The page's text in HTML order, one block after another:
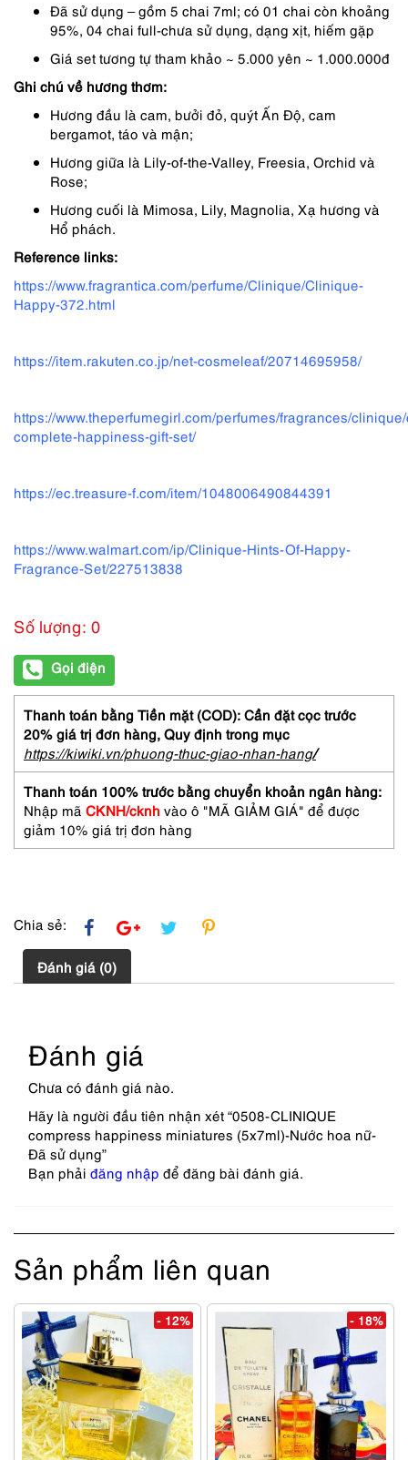
Đã sử dụng – gồm 5 chai 7ml; có 01 chai còn khoảng
95%, 04 chai full-chưa sử dụng, dạng xịt, hiếm gặp
Giá set tương tự tham khảo ~ 5.000 yên ~ 1.000.000đ
Ghi chú về hương thơm:
Hương đầu là cam, bưởi đỏ, quýt Ấn Độ, cam
bergamot, táo và mận;
Hương giữa là Lily-of-the-Valley, Freesia, Orchid và
Rose;
Hương cuối là Mimosa, Lily, Magnolia, Xạ hương và
Hổ phách.
Reference links:
https://www.fragrantica.com/perfume/Clinique/Clinique-
Happy-372.html
https://item.rakuten.co.jp/net-cosmeleaf/20714695958/
https://www.theperfumegirl.com/perfumes/fragrances/
complete-happiness-gift-set/
https://ec.treasure-f.com/item/1048006490844391
https://www.walmart.com/ip/Clinique-Hints-Of-Happy-
Fragrance-Set/227513838
Số lượng: 0
Gọi điện
Thanh toán bằng Tiền mặt (COD): Cần đặt cọc trước
20% giá trị đơn hàng, Quy định trong mục
https://kiwiki.vn/phuong-thuc-giao-nhan-hang/
Thanh toán 100% trước bằng chuyển khoản ngân hàng:
Nhập mã CKNH/cknh vào ô "MÃ GIẢM GIÁ" để được
giảm 10% giá trị đơn hàng
Chia sẻ:
Đánh giá (0)
Đánh giá
Chưa có đánh giá nào.
Hãy là người đầu tiên nhận xét “0508-CLINIQUE
compress happiness miniatures (5x7ml)-Nước hoa nữ-
Đã sử dụng”
Bạn phải đăng nhập để đăng bài đánh giá.
Sản phẩm liên quan
- 12% - 18%